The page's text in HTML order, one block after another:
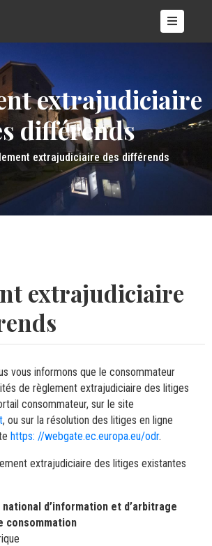
extrajudiciaire
différends
extrajudiciaire des différends
extrajudiciaire
vous informons que le consommateur
de règlement extrajudiciaire des litiges
consommateur, sur le site
, ou sur la résolution des litiges en ligne
https: //webgate.ec.europa.eu/odr.
extrajudiciaire des litiges existantes
national d’information et d’arbitrage
consommation